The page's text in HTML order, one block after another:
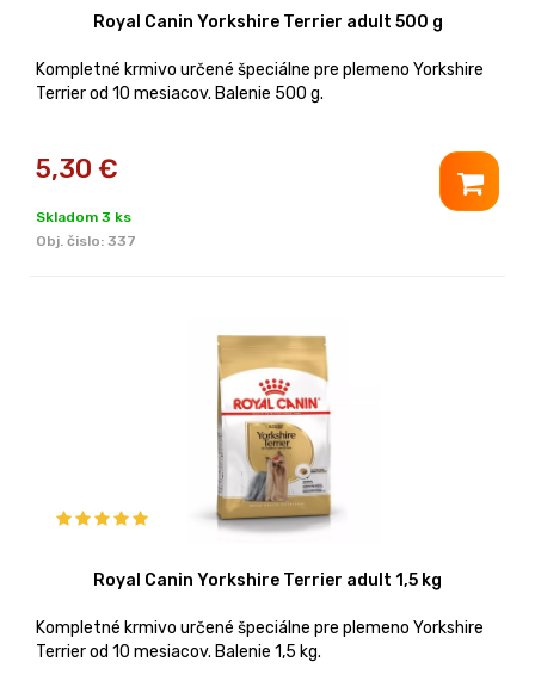
Royal Canin Yorkshire Terrier adult 500 g
Kompletné krmivo určené špeciálne pre plemeno Yorkshire
Terrier od 10 mesiacov. Balenie 500 g.
5,30 €
Skladom 3 ks
Obj. čislo: 337
Royal Canin Yorkshire Terrier adult 1,5 kg
Kompletné krmivo určené špeciálne pre plemeno Yorkshire
Terrier od 10 mesiacov. Balenie 1,5 kg.